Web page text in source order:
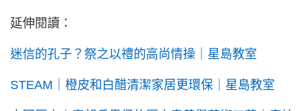
延伸閱讀：
迷信的孔子？祭之以禮的高尚情操｜星島教室
STEAM｜橙皮和白醋清潔家居更環保｜星島教室